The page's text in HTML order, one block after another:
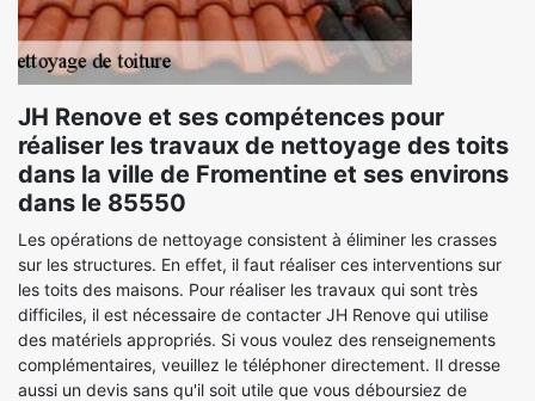
JH Renove et ses compétences pour
réaliser les travaux de nettoyage des toits
dans la ville de Fromentine et ses environs
dans le 85550
Les opérations de nettoyage consistent à éliminer les crasses
sur les structures. En effet, il faut réaliser ces interventions sur
les toits des maisons. Pour réaliser les travaux qui sont très
difficiles, il est nécessaire de contacter JH Renove qui utilise
des matériels appropriés. Si vous voulez des renseignements
complémentaires, veuillez le téléphoner directement. Il dresse
aussi un devis sans qu'il soit utile que vous déboursiez de